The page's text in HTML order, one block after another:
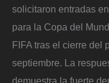
solicitaron entradas
para la Copa del
FIFA tras el cierre del
septiembre. La
demuestra la fuerte